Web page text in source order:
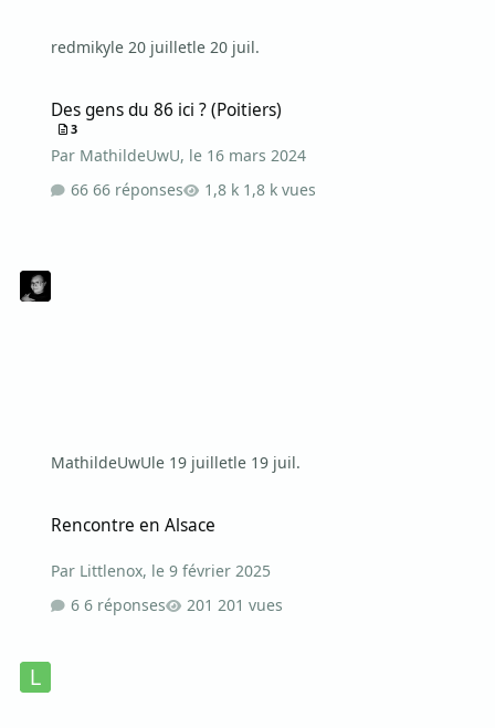
redmikyle 20 juilletle 20 juil.
Des gens du 86 ici ? (Poitiers)
3
Par MathildeUwU, le 16 mars 2024
66 réponses
1,8 k vues
MathildeUwUle 19 juilletle 19 juil.
Rencontre en Alsace
Par Littlenox, le 9 février 2025
6 réponses
201 vues